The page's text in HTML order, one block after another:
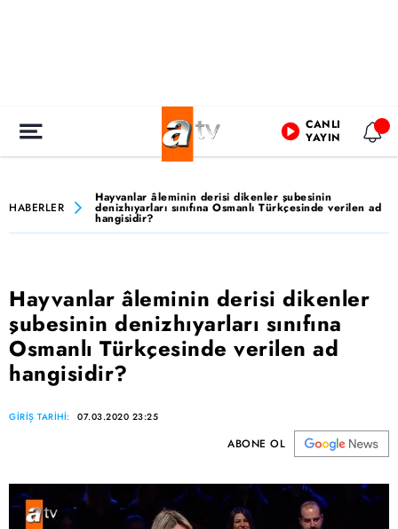
CANLI
YAYIN
HABERLER
Hayvanlar âleminin derisi dikenler şubesinin
denizhıyarları sınıfına Osmanlı Türkçesinde verilen ad
hangisidir?
Hayvanlar âleminin derisi dikenler
şubesinin denizhıyarları sınıfına
Osmanlı Türkçesinde verilen ad
hangisidir?
GİRİŞ TARİHİ: 07.03.2020 23:25
ABONE OL